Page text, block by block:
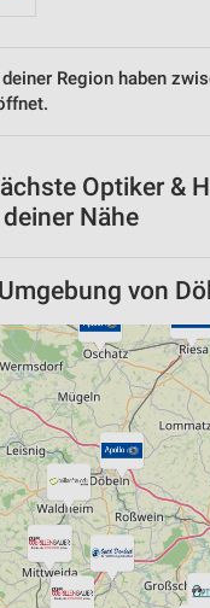
Region haben
Optiker &
Nähe
von